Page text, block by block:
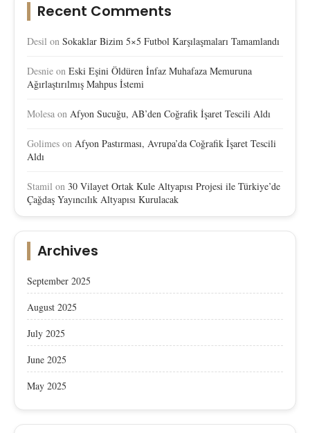
Recent Comments
Desil on Sokaklar Bizim 5×5 Futbol Karşılaşmaları Tamamlandı
Desnie on Eski Eşini Öldüren İnfaz Muhafaza Memuruna
Ağırlaştırılmış Mahpus İstemi
Molesa on Afyon Sucuğu, AB’den Coğrafik İşaret Tescili Aldı
Golimes on Afyon Pastırması, Avrupa’da Coğrafik İşaret Tescili
Aldı
Stamil on 30 Vilayet Ortak Kule Altyapısı Projesi ile Türkiye’de
Çağdaş Yayıncılık Altyapısı Kurulacak
Archives
September 2025
August 2025
July 2025
June 2025
May 2025